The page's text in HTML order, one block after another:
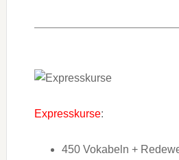
Expresskurse:
450 Vokabeln +